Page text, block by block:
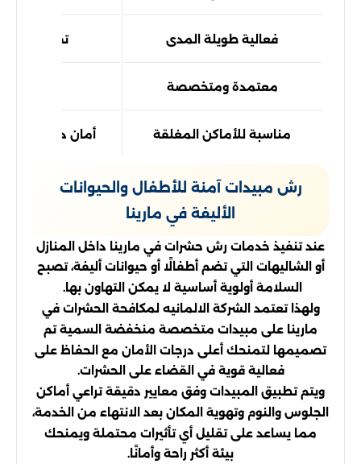
فعالية طويلة المدى تقليل عودة
معتمدة ومتخصصة
مناسبة للأماكن المغلقة أمان داخل
رش مبيدات آمنة للأطفال والحيوانات
الأليفة في مارينا
عند تنفيذ خدمات رش حشرات في مارينا داخل المنازل
أو الشاليهات التي تضم أطفالًا أو حيوانات أليفة، تصبح
السلامة أولوية أساسية لا يمكن التهاون بها.
ولهذا تعتمد الشركة الالمانيه لمكافحة الحشرات في
مارينا على مبيدات متخصصة منخفضة السمية تم
تصميمها لتمنحك أعلى درجات الأمان مع الحفاظ على
فعالية قوية في القضاء على الحشرات.
ويتم تطبيق المبيدات وفق معايير دقيقة تراعي أماكن
الجلوس والنوم وتهوية المكان بعد الانتهاء من الخدمة،
مما يساعد على تقليل أي تأثيرات محتملة ويمنحك
بيئة أكثر راحة وأمانًا.